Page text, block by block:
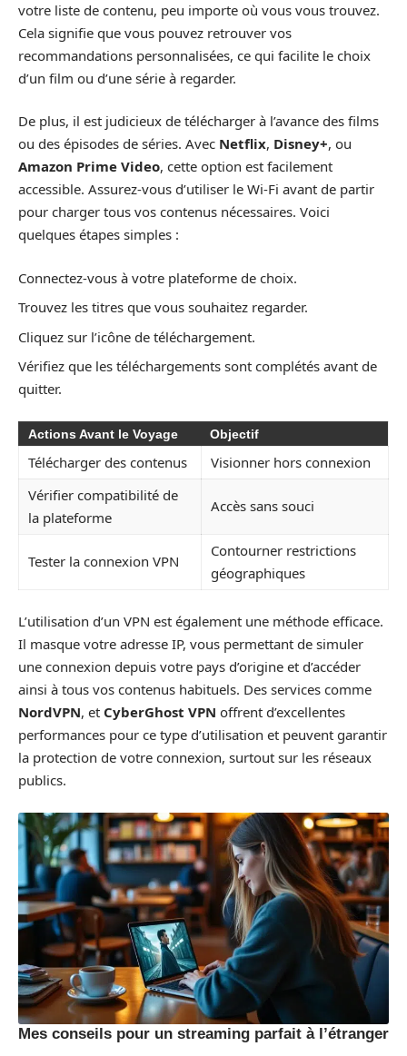
votre liste de contenu, peu importe où vous vous trouvez.
Cela signifie que vous pouvez retrouver vos
recommandations personnalisées, ce qui facilite le choix
d’un film ou d’une série à regarder.
De plus, il est judicieux de télécharger à l’avance des films
ou des épisodes de séries. Avec Netflix, Disney+, ou
Amazon Prime Video, cette option est facilement
accessible. Assurez-vous d’utiliser le Wi-Fi avant de partir
pour charger tous vos contenus nécessaires. Voici
quelques étapes simples :
Connectez-vous à votre plateforme de choix.
Trouvez les titres que vous souhaitez regarder.
Cliquez sur l’icône de téléchargement.
Vérifiez que les téléchargements sont complétés avant de
quitter.
Actions Avant le Voyage Objectif
Télécharger des contenus
Visionner hors connexion
Vérifier compatibilité de
la plateforme
Accès sans souci
Tester la connexion VPN
Contourner restrictions
géographiques
L’utilisation d’un VPN est également une méthode efficace.
Il masque votre adresse IP, vous permettant de simuler
une connexion depuis votre pays d’origine et d’accéder
ainsi à tous vos contenus habituels. Des services comme
NordVPN, et CyberGhost VPN offrent d’excellentes
performances pour ce type d’utilisation et peuvent garantir
la protection de votre connexion, surtout sur les réseaux
publics.
Mes conseils pour un streaming parfait à l’étranger